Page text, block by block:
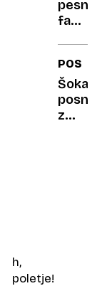
h,
poletje!
kazni,
a kaj
storil
KAVO
z